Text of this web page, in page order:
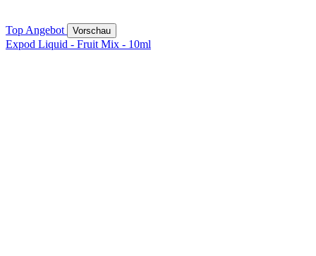
Top Angebot Vorschau
Expod Liquid - Fruit Mix - 10ml